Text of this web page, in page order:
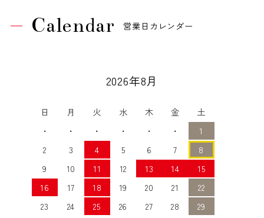
Calendar 営業日カレンダー
2026年8月
日 月 火 水 木 金
土
・
・ ・ ・ ・ ・
1
2
3 4 5 6 7
8
9
10 11 12 13 14
15
16
17 18 19 20 21
22
23
24 25 26 27 28
29